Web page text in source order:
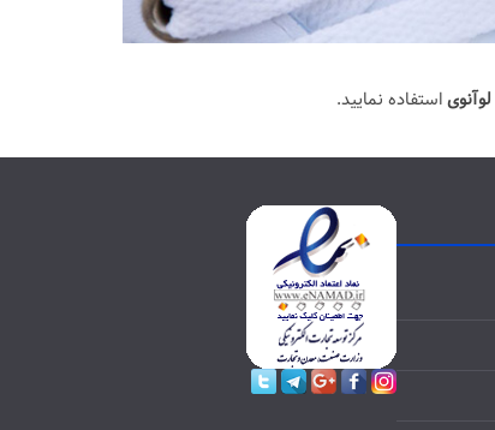
لوآنویاستفاده نمایید.